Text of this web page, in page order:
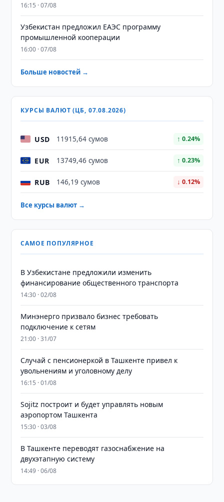
16:15 · 07/08
Узбекистан предложил ЕАЭС программу
промышленной кооперации
16:00 · 07/08
Больше новостей →
КУРСЫ ВАЛЮТ (ЦБ, 07.08.2026)
USD 11915,64 сумов ↑ 0.24%
EUR 13749,46 сумов ↑ 0.23%
RUB 146,19 сумов ↓ 0.12%
Все курсы валют →
САМОЕ ПОПУЛЯРНОЕ
В Узбекистане предложили изменить
финансирование общественного транспорта
14:30 · 02/08
Минэнерго призвало бизнес требовать
подключение к сетям
21:00 · 31/07
Случай с пенсионеркой в Ташкенте привел к
увольнениям и уголовному делу
16:15 · 01/08
Sojitz построит и будет управлять новым
аэропортом Ташкента
15:30 · 03/08
В Ташкенте переводят газоснабжение на
двухэтапную систему
14:49 · 06/08